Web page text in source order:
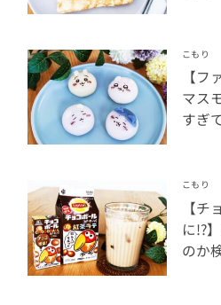
こもり
【
マス
すぎ
こもり
【
に!?
のか